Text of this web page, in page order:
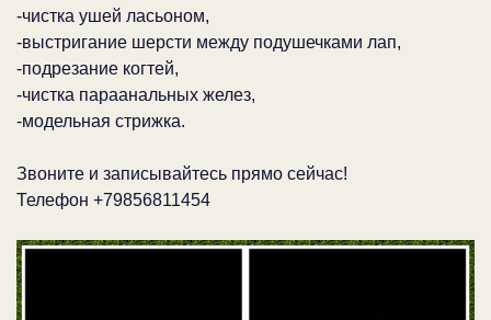
-чистка ушей ласьоном,
-выстригание шерсти между подушечками лап,
-подрезание когтей,
-чистка параанальных желез,
-модельная стрижка.
Звоните и записывайтесь прямо сейчас!
Телефон +79856811454